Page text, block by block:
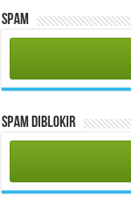
Spam
Spam Diblokir